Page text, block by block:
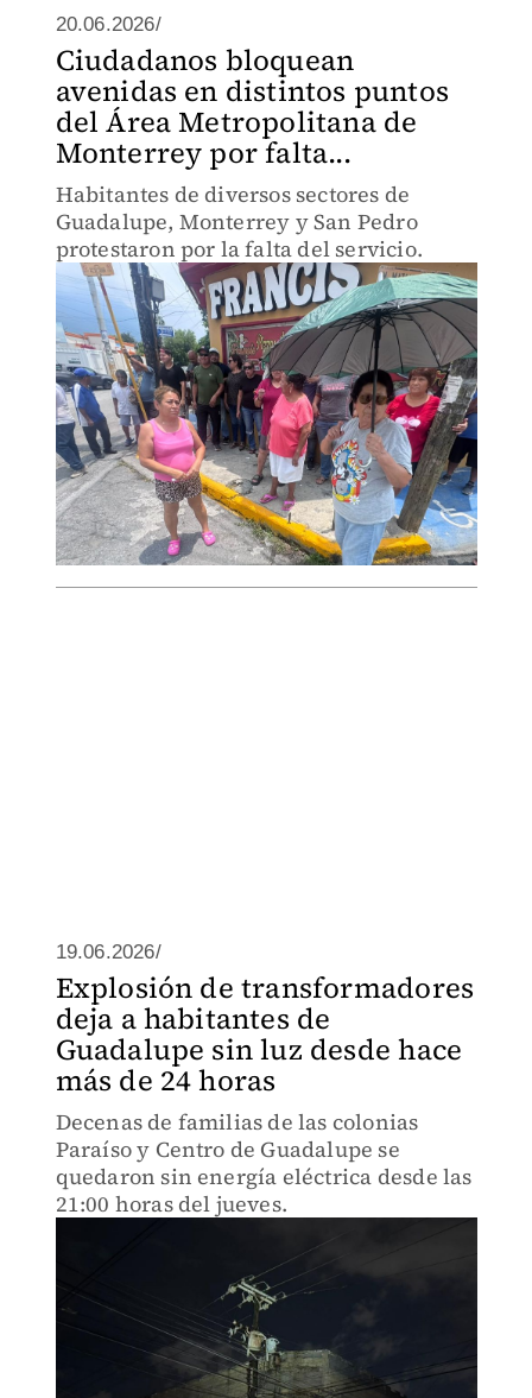
20.06.2026/
Ciudadanos bloquean
avenidas en distintos puntos
del Área Metropolitana de
Monterrey por falta...
Habitantes de diversos sectores de
Guadalupe, Monterrey y San Pedro
protestaron por la falta del servicio.
19.06.2026/
Explosión de transformadores
deja a habitantes de
Guadalupe sin luz desde hace
más de 24 horas
Decenas de familias de las colonias
Paraíso y Centro de Guadalupe se
quedaron sin energía eléctrica desde las
21:00 horas del jueves.